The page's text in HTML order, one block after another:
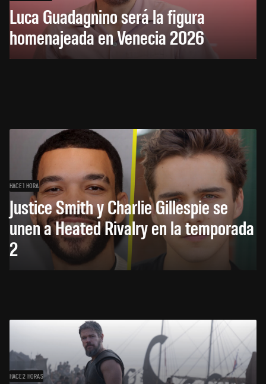
Luca Guadagnino será la figura
homenajeada en Venecia 2026
HACE 1 HORA
Justice Smith y Charlie Gillespie se
unen a Heated Rivalry en la temporada
2
HACE 2 HORAS